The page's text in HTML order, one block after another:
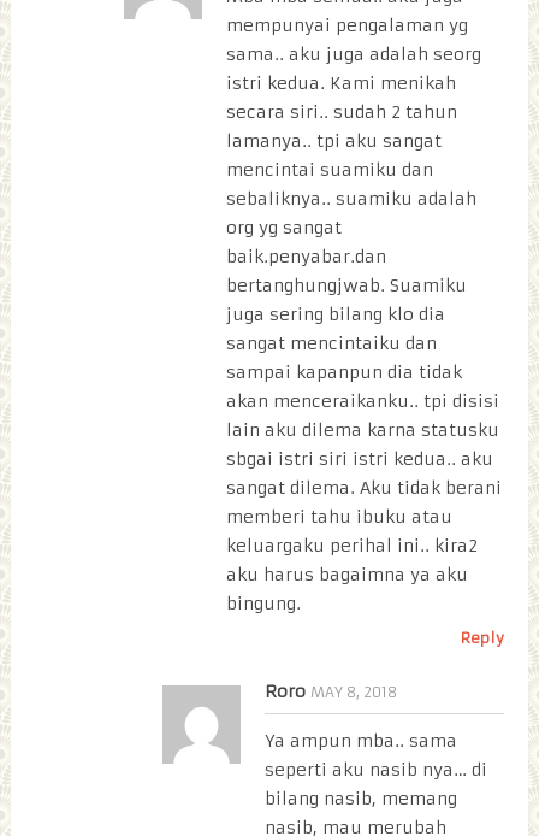
mempunyai pengalaman yg
sama.. aku juga adalah seorg
istri kedua. Kami menikah
secara siri.. sudah 2 tahun
lamanya.. tpi aku sangat
mencintai suamiku dan
sebaliknya.. suamiku adalah
org yg sangat
baik.penyabar.dan
bertanghungjwab. Suamiku
juga sering bilang klo dia
sangat mencintaiku dan
sampai kapanpun dia tidak
akan menceraikanku.. tpi disisi
lain aku dilema karna statusku
sbgai istri siri istri kedua.. aku
sangat dilema. Aku tidak berani
memberi tahu ibuku atau
keluargaku perihal ini.. kira2
aku harus bagaimna ya aku
bingung.
Reply
Roro MAY 8, 2018
Ya ampun mba.. sama
seperti aku nasib nya… di
bilang nasib, memang
nasib, mau merubah